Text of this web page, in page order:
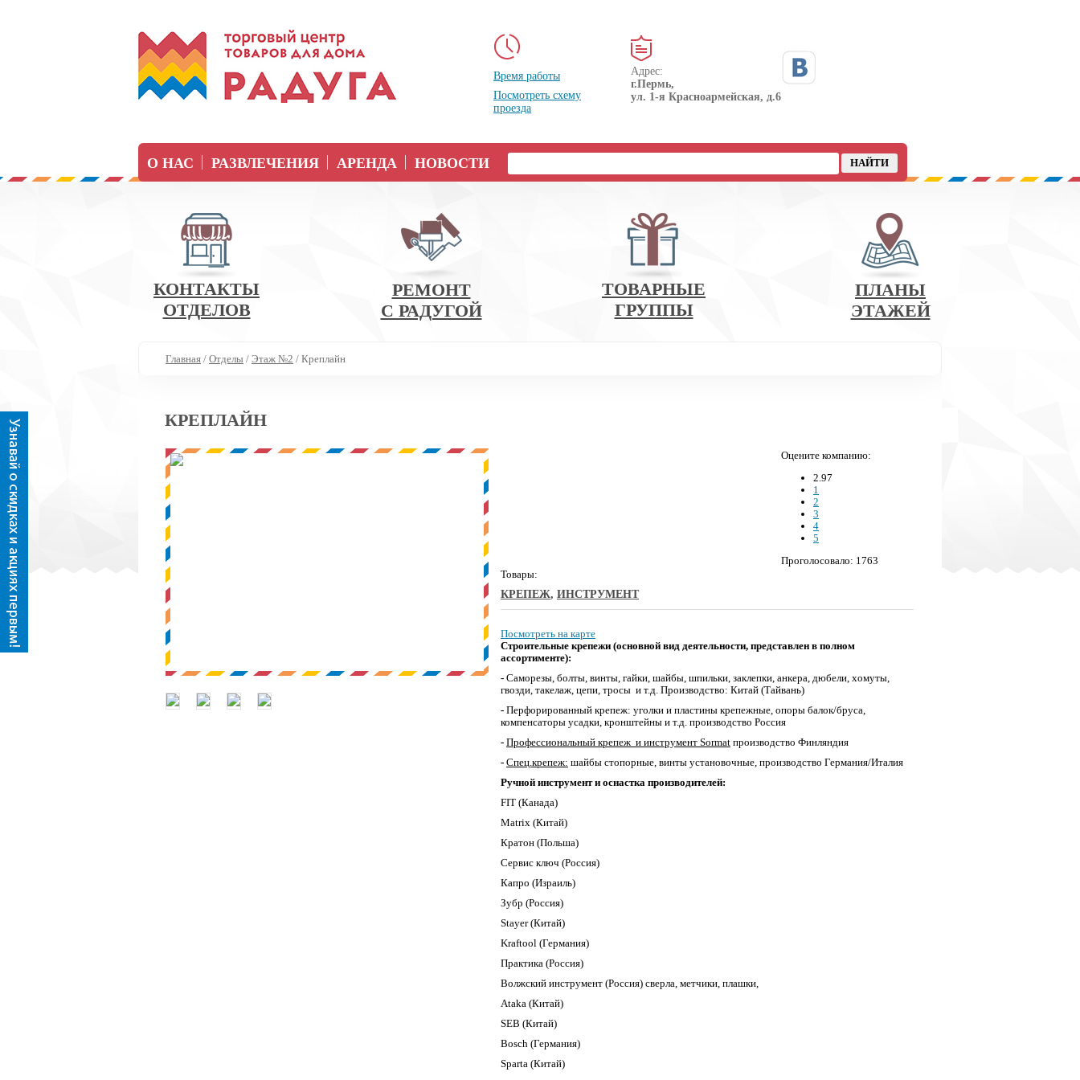
Время работы
Посмотреть схему
проезда
Адрес:
г.Пермь,
ул. 1-я Красноармейская, д.6
О НАС РАЗВЛЕЧЕНИЯ АРЕНДА НОВОСТИ
КОНТАКТЫ
ОТДЕЛОВ
РЕМОНТ
С РАДУГОЙ
ТОВАРНЫЕ
ГРУППЫ
ПЛАНЫ
ЭТАЖЕЙ
Главная / Отделы / Этаж №2 / Креплайн
КРЕПЛАЙН
Оцените компанию:
2.97
1
2
3
4
5
Проголосовало: 1763
Товары:
КРЕПЕЖ, ИНСТРУМЕНТ
Посмотреть на карте
Строительные крепежи (основной вид деятельности, представлен в полном
ассортименте):
- Саморезы, болты, винты, гайки, шайбы, шпильки, заклепки, анкера, дюбели, хомуты,
гвозди, такелаж, цепи, тросы и т.д. Производство: Китай (Тайвань)
- Перфорированный крепеж: уголки и пластины крепежные, опоры балок/бруса,
компенсаторы усадки, кронштейны и т.д. производство Россия
- Профессиональный крепеж и инструмент Sormat производство Финляндия
- Спец.крепеж: шайбы стопорные, винты установочные, производство Германия/Италия
Ручной инструмент и оснастка производителей:
FIT (Канада)
Matrix (Китай)
Кратон (Польша)
Сервис ключ (Россия)
Капро (Израиль)
Зубр (Россия)
Stayer (Китай)
Kraftool (Германия)
Практика (Россия)
Волжский инструмент (Россия) сверла, метчики, плашки,
Ataka (Китай)
SEB (Китай)
Bosch (Германия)
Sparta (Китай)